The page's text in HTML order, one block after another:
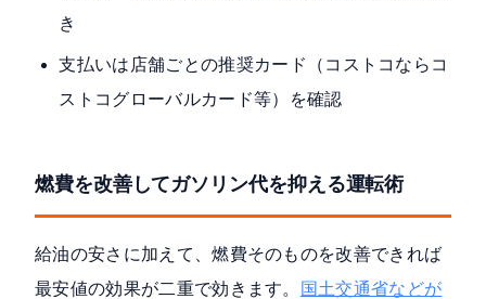
き
支払いは店舗ごとの推奨カード（コストコならコ
ストコグローバルカード等）を確認
燃費を改善してガソリン代を抑える運転術
給油の安さに加えて、燃費そのものを改善できれば
最安値の効果が二重で効きます。
国土交通省などが